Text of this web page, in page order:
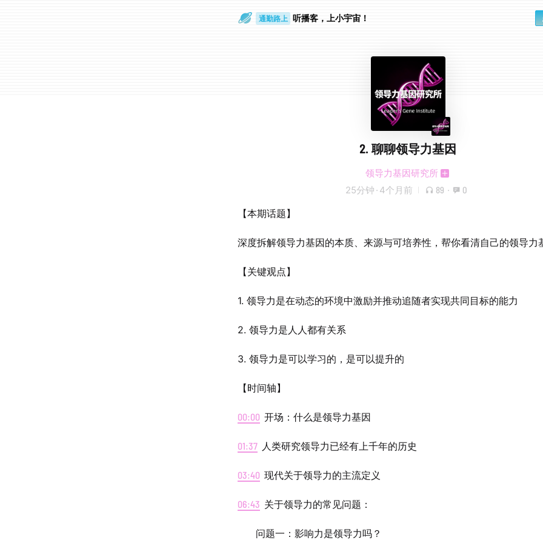
通勤路上 听播客，上小宇宙！
2. 聊聊领导力基因
领导力基因研究所
25分钟 · 4个月前 89 · 0
【本期话题】
深度拆解领导力基因的本质、来源与可培养性，帮你看清自己的领导力
【关键观点】
1. 领导力是在动态的环境中激励并推动追随者实现共同目标的能力
2. 领导力是人人都有关系
3. 领导力是可以学习的，是可以提升的
【时间轴】
00:00 开场：什么是领导力基因
01:37 人类研究领导力已经有上千年的历史
03:40 现代关于领导力的主流定义
06:43 关于领导力的常见问题：
问题一：影响力是领导力吗？